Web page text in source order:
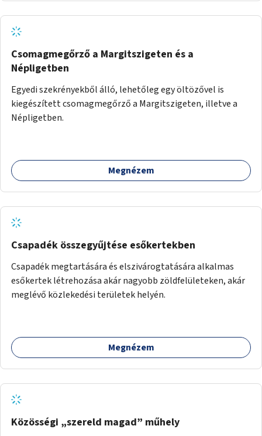
gyerekek bevonására is. A program pilot jelleggel indulna,
több korosztály számára.
Csomagmegőrző a Margitszigeten és a
Népligetben
Egyedi szekrényekből álló, lehetőleg egy öltözővel is
kiegészített csomagmegőrző a Margitszigeten, illetve a
Népligetben.
Megnézem
Csapadék összegyűjtése esőkertekben
Csapadék megtartására és elszivárogtatására alkalmas
esőkertek létrehozása akár nagyobb zöldfelületeken, akár
meglévő közlekedési területek helyén.
Megnézem
Közösségi „szereld magad” műhely